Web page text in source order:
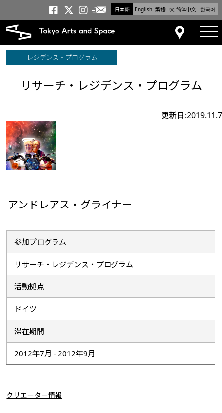
日本語 English 繁體中文 简体中文 한국어
トーキョーアーツアンド
トーキョーアーツアンド
トーキョーアーツア
メールニュース
アクセス
レジデンス・プログラム
リサーチ・レジデンス・プログラム
更新日:2019.11.7
アンドレアス・グライナー
参加プログラム
リサーチ・レジデンス・プログラム
活動拠点
ドイツ
滞在期間
2012年7月 - 2012年9月
クリエーター情報